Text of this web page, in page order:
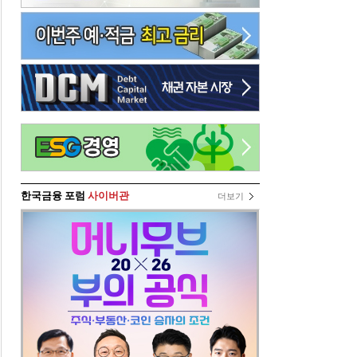
한국금융 포럼 사이버관 더보기